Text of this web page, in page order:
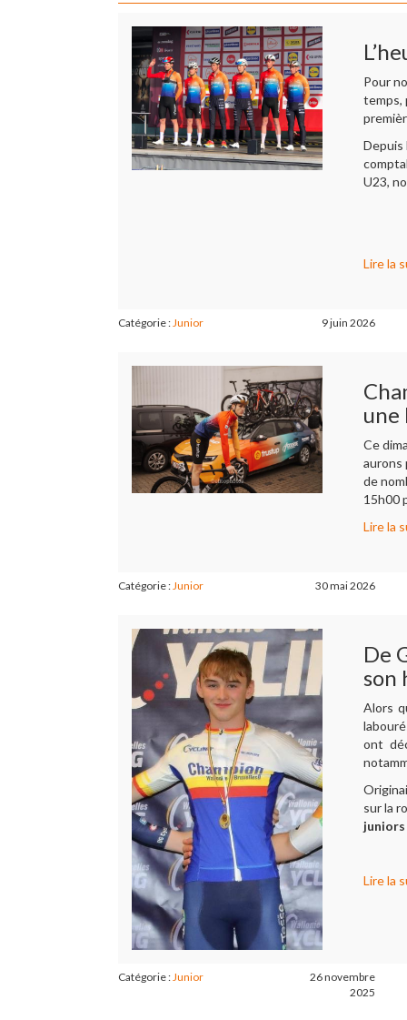
Pour
temps,
Depuis
U23,
Lire la
Catégorie :Junior 9 juin 2026
une
Ce
aurons
de
15h00
Lire la
Catégorie :Junior 30 mai 2026
De
son
Alors
ont
sur la
juniors
Lire la
Catégorie : Junior
26 novembre
2025